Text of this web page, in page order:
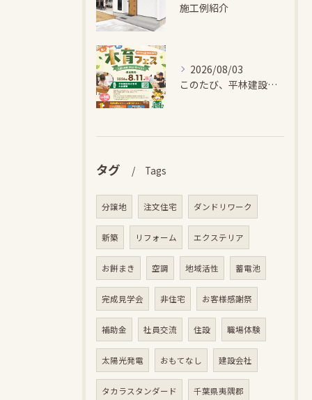
施工例紹介
2026/08/03
このたび、平林建設では、お子さまが木とふれあい・木について学...
タグ Tags
分譲地 注文住宅 ダンドリワーク
新築 リフォーム エクステリア
お餅まき 空調 地域活性 蓄電池
完成見学会 非住宅 お客様感謝祭
補助金 社員交流 住設 職場体験
太陽光発電 おもてなし 建設会社
タカラスタンダード 千葉県夷隅郡